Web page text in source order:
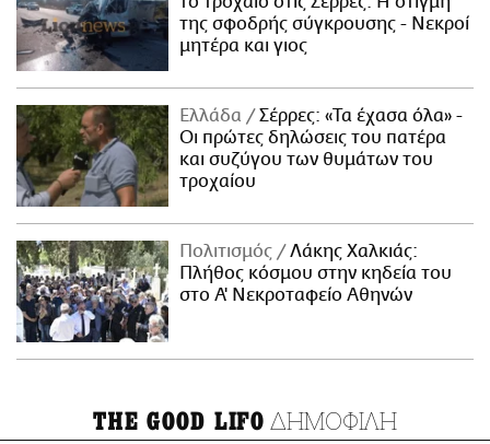
της σφοδρής σύγκρουσης - Νεκροί
μητέρα και γιος
Ελλάδα
Σέρρες: «Τα έχασα όλα» -
Οι πρώτες δηλώσεις του πατέρα
και συζύγου των θυμάτων του
τροχαίου
Πολιτισμός
Λάκης Χαλκιάς:
Πλήθος κόσμου στην κηδεία του
στο Α' Νεκροταφείο Αθηνών
THE GOOD LIFO ΔΗΜΟΦΙΛΗ